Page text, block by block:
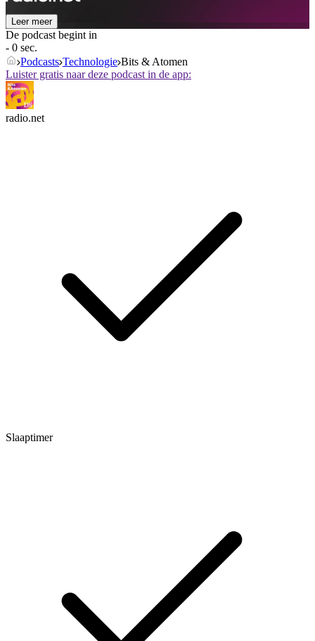
Leer meer
De podcast begint in
- 0 sec.
Podcasts Technologie Bits & Atomen
Luister gratis naar deze podcast in de app:
radio.net
Slaaptimer